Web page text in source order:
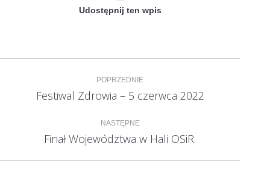
Udostępnij ten wpis
Nawigacja
wpisów
POPRZEDNIE
Poprzedni
Festiwal Zdrowia – 5 czerwca 2022
NASTĘPNE
Następny
Finał Województwa w Hali OSiR.